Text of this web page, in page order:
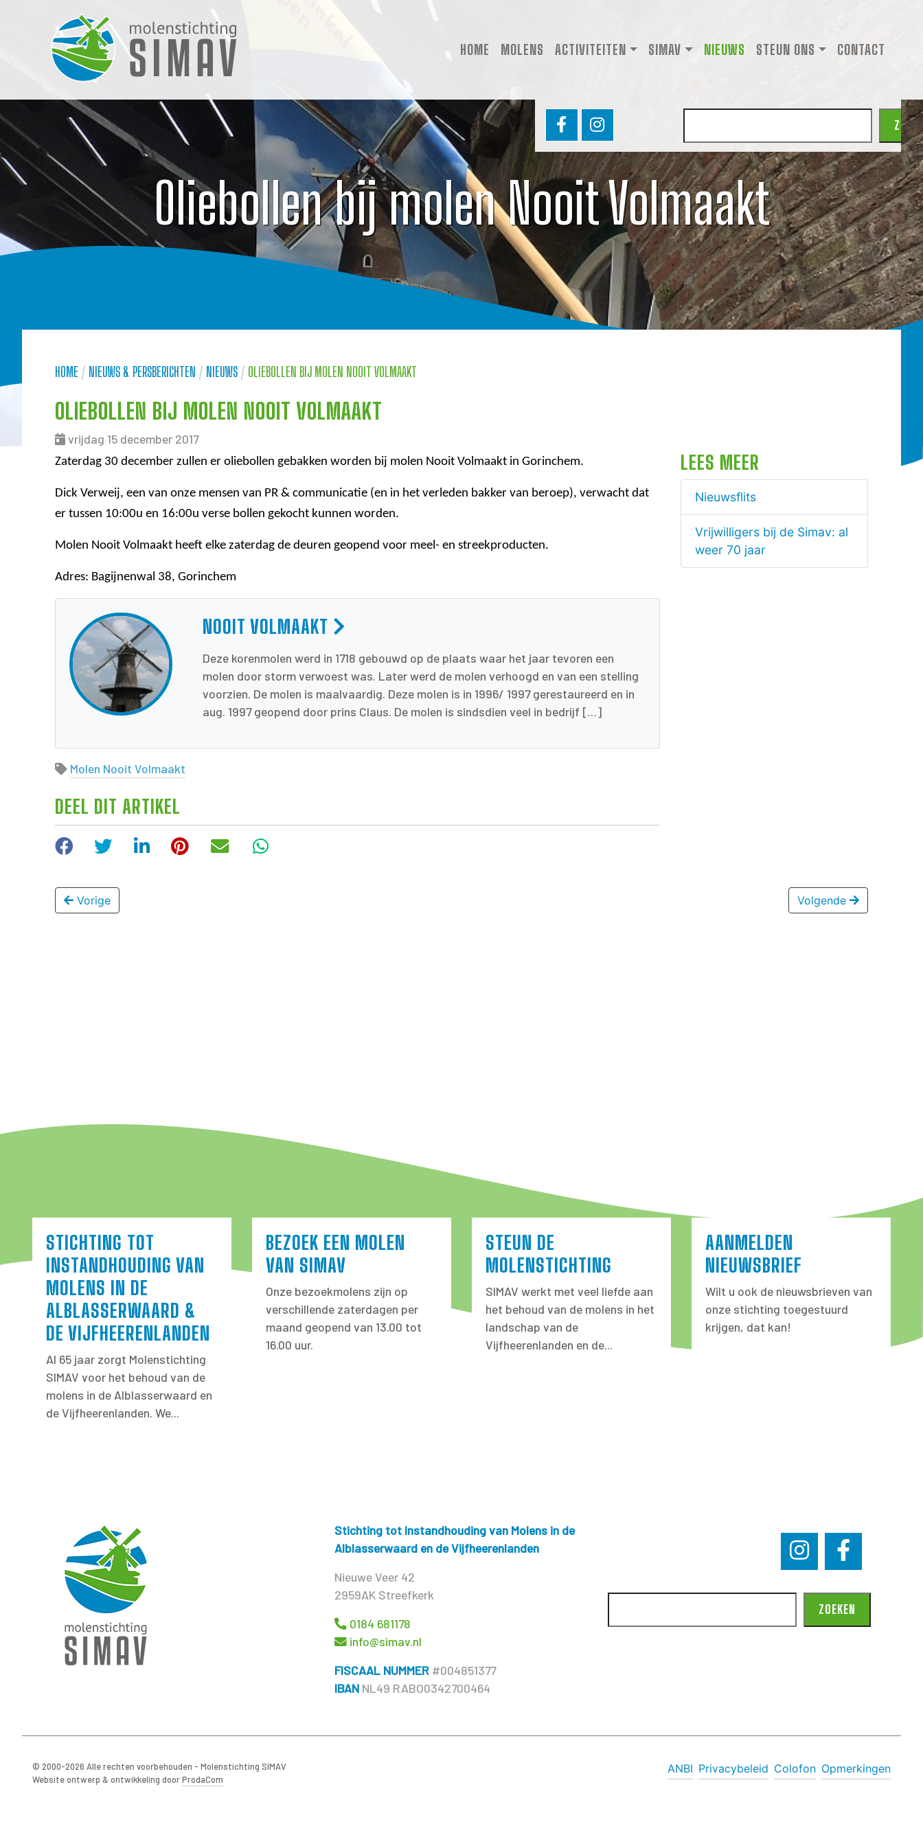
HOME MOLENS ACTIVITEITEN SIMAV NIEUWS STEUN ONS CONTACT
Oliebollen bij molen Nooit Volmaakt
HOME / NIEUWS & PERSBERICHTEN / NIEUWS / OLIEBOLLEN BIJ MOLEN NOOIT VOLMAAKT
OLIEBOLLEN BIJ MOLEN NOOIT VOLMAAKT
vrijdag 15 december 2017
Zaterdag 30 december zullen er oliebollen gebakken worden bij molen Nooit Volmaakt in Gorinchem.
Dick Verweij, een van onze mensen van PR & communicatie (en in het verleden bakker van beroep), verwacht dat
er tussen 10:00u en 16:00u verse bollen gekocht kunnen worden.
Molen Nooit Volmaakt heeft elke zaterdag de deuren geopend voor meel- en streekproducten.
Adres: Bagijnenwal 38, Gorinchem
NOOIT VOLMAAKT
Deze korenmolen werd in 1718 gebouwd op de plaats waar het jaar tevoren een
molen door storm verwoest was. Later werd de molen verhoogd en van een stelling
voorzien. De molen is maalvaardig. Deze molen is in 1996/ 1997 gerestaureerd en in
aug. 1997 geopend door prins Claus. De molen is sindsdien veel in bedrijf […]
Molen Nooit Volmaakt
DEEL DIT ARTIKEL
FacebookTwitterLinkedInPinterest
E-mailWhatsApp
LEES MEER
Nieuwsflits
Vrijwilligers bij de Simav: al
weer 70 jaar
Vorige Volgende
STICHTING TOT
INSTANDHOUDING VAN
MOLENS IN DE
ALBLASSERWAARD &
DE VIJFHEERENLANDEN
Al 65 jaar zorgt Molenstichting
SIMAV voor het behoud van de
molens in de Alblasserwaard en
de Vijfheerenlanden. We...
BEZOEK EEN MOLEN
VAN SIMAV
Onze bezoekmolens zijn op
verschillende zaterdagen per
maand geopend van 13.00 tot
16.00 uur.
STEUN DE
MOLENSTICHTING
SIMAV werkt met veel liefde aan
het behoud van de molens in het
landschap van de
Vijfheerenlanden en de...
AANMELDEN
NIEUWSBRIEF
Wilt u ook de nieuwsbrieven van
onze stichting toegestuurd
krijgen, dat kan!
Stichting tot Instandhouding van Molens in de
Alblasserwaard en de Vijfheerenlanden
Nieuwe Veer 42
2959AK Streefkerk
0184 681178
info@simav.nl
FISCAAL NUMMER#004851377
IBAN NL49 RABO0342700464
ZOEKEN
© 2000-2026 Alle rechten voorbehouden - Molenstichting SIMAV
Website ontwerp & ontwikkeling doorProdaCom
ANBI Privacybeleid Colofon Opmerkingen